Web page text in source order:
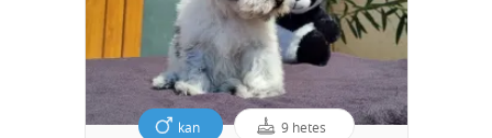
kan 9 hetes